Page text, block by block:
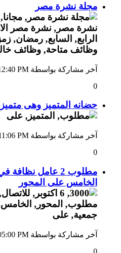
مجلة نشرة مصر
آخر مشاركة بواسطة PM
0
حضانه المتميز وهى
آخر مشاركة بواسطة PM
0
الخامس على المحور
آخر مشاركة بواسطة PM
0